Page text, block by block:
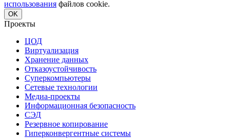
использования файлов cookie.
OK
Проекты
ЦОД
Виртуализация
Хранение данных
Отказоустойчивость
Суперкомпьютеры
Сетевые технологии
Медиа-проекты
Информационная безопасность
СЭД
Резервное копирование
Гиперконвергентные системы